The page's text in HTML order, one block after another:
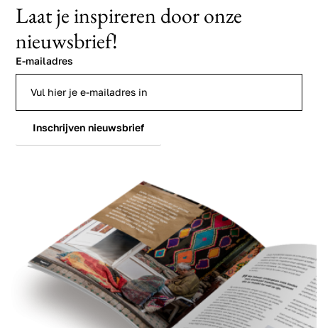
Laat je inspireren door onze
nieuwsbrief!
E-mailadres
Inschrijven nieuwsbrief